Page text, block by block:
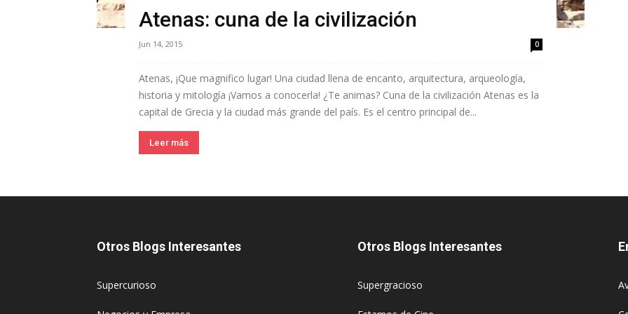
Atenas: cuna de la civilización
Jun 14, 2015 0
Atenas, ¡Que magnifico lugar! Una ciudad llena de encanto, arquitectura, arqueología,
historia y mitología ¡Vamos a conocerla! ¿Te animas? Cuna de la civilización Atenas es la
capital de Grecia y la ciudad más grande del país. Es el centro principal de...
Leer más
Otros Blogs Interesantes
Supercurioso
Otros Blogs Interesantes
Supergracioso